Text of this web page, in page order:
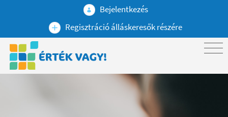
Bejelentkezés
Regisztráció álláskeresők részére